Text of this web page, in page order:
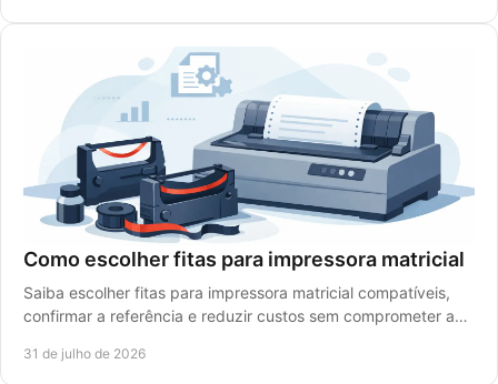
Como escolher fitas para impressora matricial
Saiba escolher fitas para impressora matricial compatíveis,
confirmar a referência e reduzir custos sem comprometer a
31 de julho de 2026